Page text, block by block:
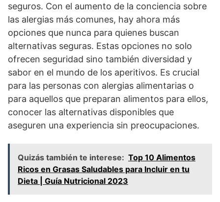
seguros. Con el aumento de la conciencia sobre
las alergias más comunes, hay ahora más
opciones que nunca para quienes buscan
alternativas seguras. Estas opciones no solo
ofrecen seguridad sino también diversidad y
sabor en el mundo de los aperitivos. Es crucial
para las personas con alergias alimentarias o
para aquellos que preparan alimentos para ellos,
conocer las alternativas disponibles que
aseguren una experiencia sin preocupaciones.
Quizás también te interese: Top 10 Alimentos
Ricos en Grasas Saludables para Incluir en tu
Dieta | Guía Nutricional 2023